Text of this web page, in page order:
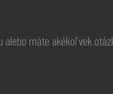
máte akékoľvek